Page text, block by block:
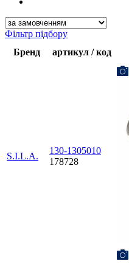
Фільтр підбору
Бренд
артикул / код
S.I.L.A.
130-1305010
178728